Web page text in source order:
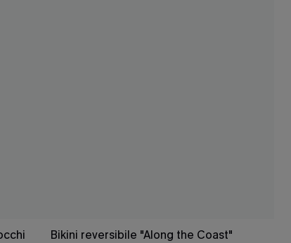
Bikini reversibile "Along the Coast"